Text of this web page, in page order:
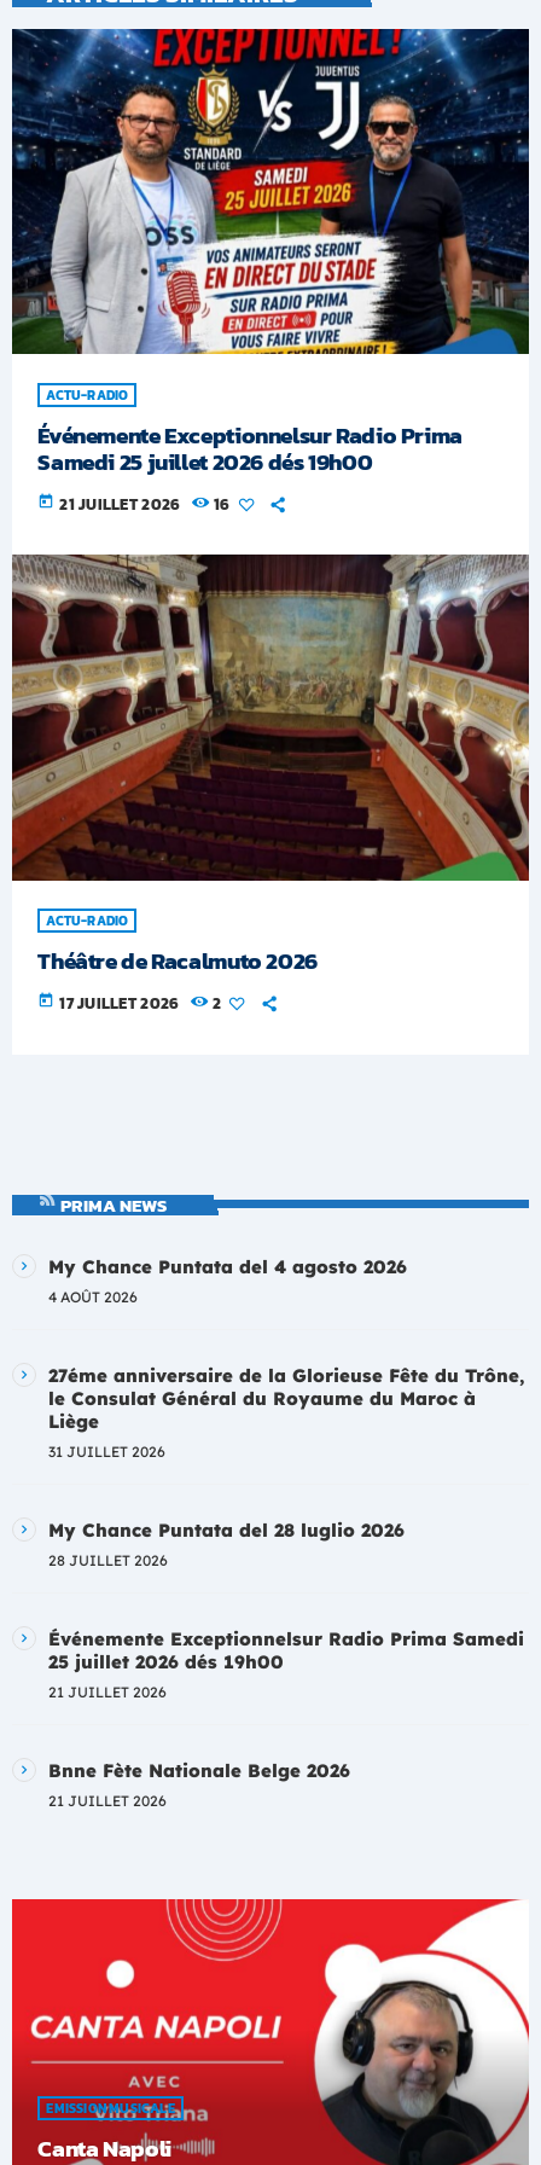
ACTU-RADIO
Événemente Exceptionnelsur Radio Prima
Samedi 25 juillet 2026 dés 19h00
today 21 JUILLET 2026 16
ACTU-RADIO
Théâtre de Racalmuto 2026
today 17 JUILLET 2026 2
PRIMA NEWS
My Chance Puntata del 4 agosto 2026
4 AOÛT 2026
27éme anniversaire de la Glorieuse Fête du Trône,
le Consulat Général du Royaume du Maroc à
Liège
31 JUILLET 2026
My Chance Puntata del 28 luglio 2026
28 JUILLET 2026
Événemente Exceptionnelsur Radio Prima Samedi
25 juillet 2026 dés 19h00
21 JUILLET 2026
Bnne Fète Nationale Belge 2026
21 JUILLET 2026
EMISSION MUSICALE
Canta Napoli